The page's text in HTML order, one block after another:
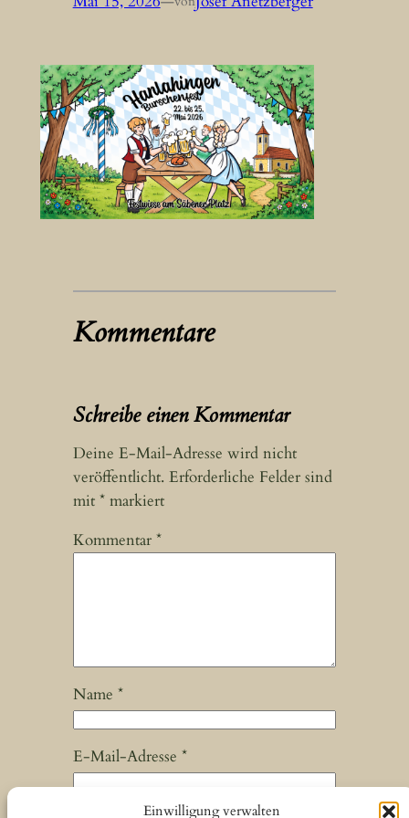
Einwilligung verwalten
Kommentare
Schreibe einen Kommentar
Deine E-Mail-Adresse wird nicht
veröffentlicht. Erforderliche Felder sind
mit *markiert
Kommentar *
Name *
E-Mail-Adresse *